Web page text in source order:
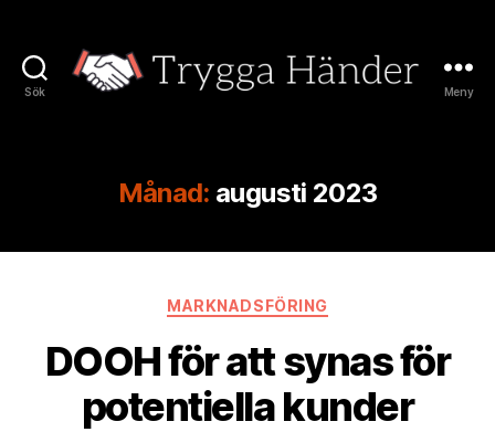
Sök Meny
Månad: augusti 2023
Kategorier
MARKNADSFÖRING
DOOH för att synas för
potentiella kunder